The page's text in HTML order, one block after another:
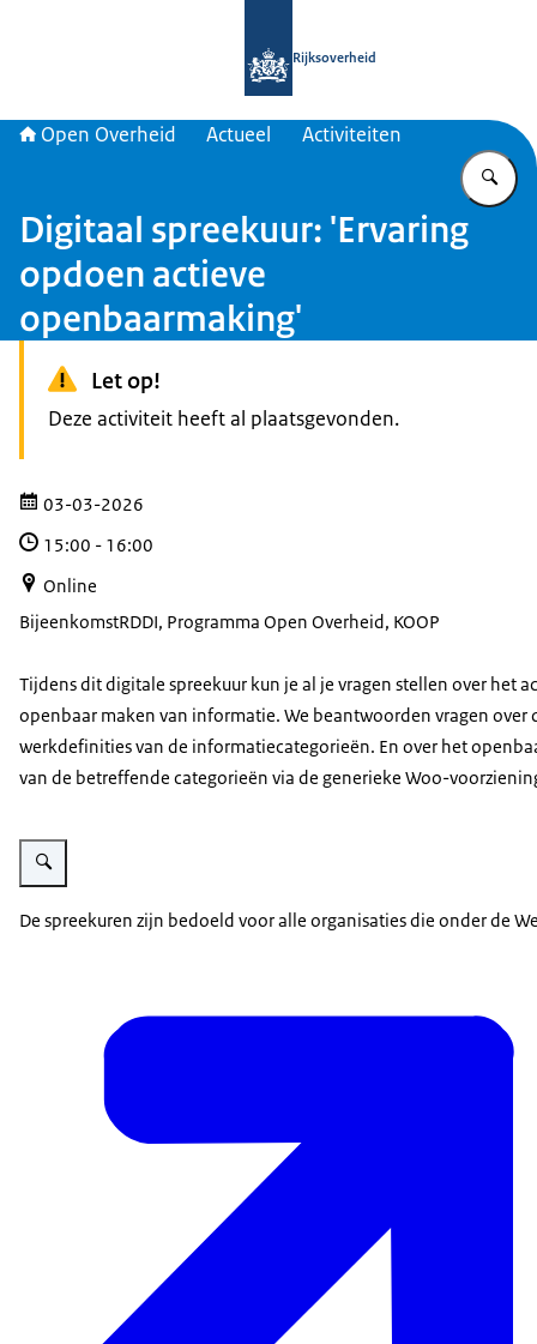
Rijksoverheid
Open Overheid Actueel Activiteiten
Digitaal spreekuur: 'Ervaring
opdoen actieve
openbaarmaking'
Let op!
Deze activiteit heeft al plaatsgevonden.
03-03-2026
15:00 - 16:00
Online
BijeenkomstRDDI, Programma Open Overheid, KOOP
Tijdens dit digitale spreekuur kun je al je vragen stellen over het
openbaar maken van informatie. We beantwoorden vragen over
werkdefinities van de informatiecategorieën. En over het
van de betreffende categorieën via de generieke Woo-
Vergroot afbeelding Vragen over actief openbaar maken van informatie?
De spreekuren zijn bedoeld voor alle organisaties die onder de